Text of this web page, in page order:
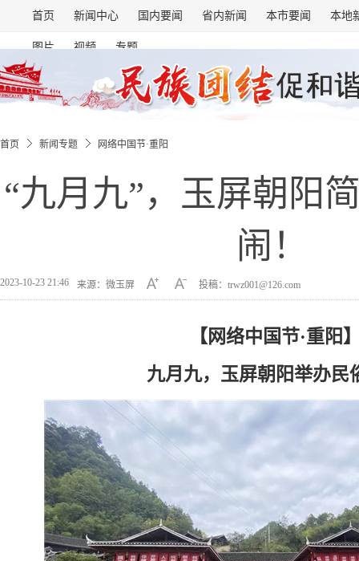
首页 新闻中心 国内要闻 省内新闻 本市要闻 本地
图片 视频 专题
首页 新闻专题 网络中国节·重阳
“九月九”，玉屏朝阳
闹！
2023-10-23 21:46 来源：微玉屏 投稿：trwz001@126.com
【网络中国节·重阳
九月九，玉屏朝阳举办民